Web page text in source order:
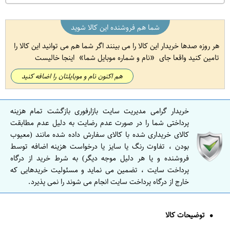
شما هم فروشنده این کالا شوید
هر روزه صدها خریدار این کالا را می بینند اگر شما هم می توانید این کالا را
تامین کنید واقعا جای
نام و شماره موبایل شما اینجا خالیست
هم اکنون نام و موبایلتان را اضافه کنید
خریدار گرامی مدیریت سایت بازارفوری بازگشت تمام هزینه
پرداختی شما را در صورت عدم رضایت به دلیل عدم مطابقت
کالای خریداری شده با کالای سفارش داده شده مانند (معیوب
بودن ، تفاوت رنگ یا سایز یا درخواست هزینه اضافه توسط
فروشنده و یا هر دلیل موجه دیگر) به شرط خرید از درگاه
پرداخت سایت ، تضمین می نماید و مسئولیت خریدهایی که
خارج از درگاه پرداخت سایت انجام می شوند را نمی پذیرد.
توضیحات کالا